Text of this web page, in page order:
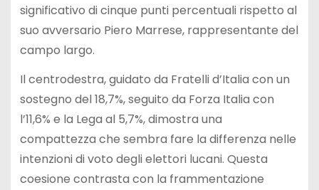
significativo di cinque punti percentuali rispetto al
suo avversario Piero Marrese, rappresentante del
campo largo.
Il centrodestra, guidato da Fratelli d’Italia con un
sostegno del 18,7%, seguito da Forza Italia con
l’11,6% e la Lega al 5,7%, dimostra una
compattezza che sembra fare la differenza nelle
intenzioni di voto degli elettori lucani. Questa
coesione contrasta con la frammentazione